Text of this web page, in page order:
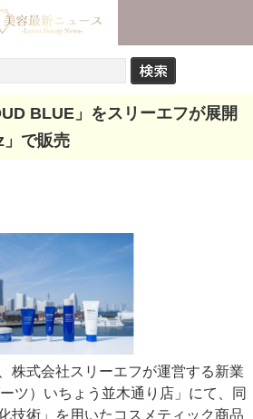
BLUE」をスリーエフが展開
で販売
株式会社スリーエフが運営する新業
ツ）いちょう並木通り店」にて、同
技術」を用いたコスメティック商品